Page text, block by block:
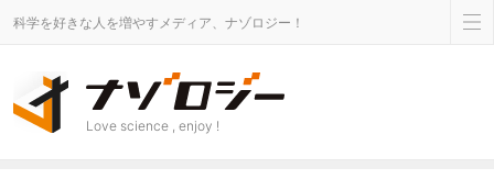
科学を好きな人を増やすメディア、ナゾロジー！
Love science , enjoy !